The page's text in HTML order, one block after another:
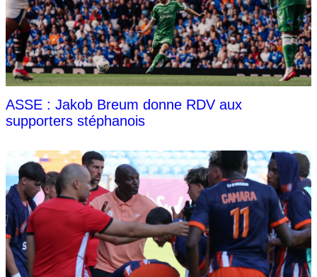
ASSE : Jakob Breum donne RDV aux
supporters stéphanois